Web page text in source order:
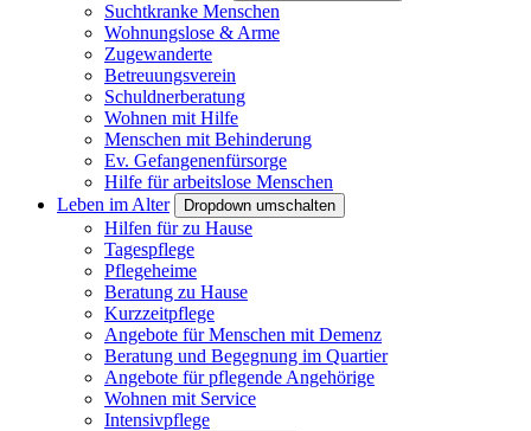
Suchtkranke Menschen
Wohnungslose & Arme
Zugewanderte
Betreuungsverein
Schuldnerberatung
Wohnen mit Hilfe
Menschen mit Behinderung
Ev. Gefangenenfürsorge
Hilfe für arbeitslose Menschen
Leben im Alter
Dropdown umschalten
Hilfen für zu Hause
Tagespflege
Pflegeheime
Beratung zu Hause
Kurzzeitpflege
Angebote für Menschen mit Demenz
Beratung und Begegnung im Quartier
Angebote für pflegende Angehörige
Wohnen mit Service
Intensivpflege